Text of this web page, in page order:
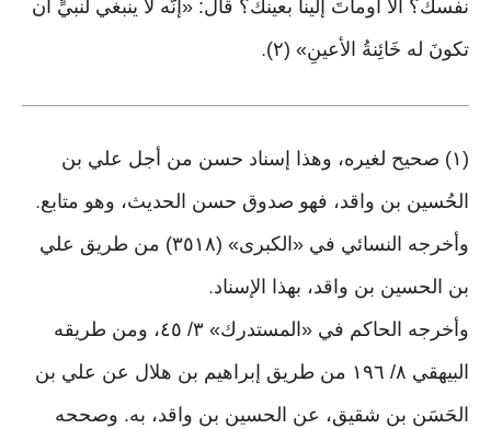
نفسك؟ ألَّا أومأتَ إلينا بعينك؟ قال: «إنَّه لا ينبغي لنبيٍّ أن
تكونَ له خَائِنةُ الأعينِ» (٢)
.
(١) صحيح لغيره، وهذا إسناد حسن من أجل علي بن
الحُسين بن واقد، فهو صدوق حسن الحديث، وهو متابع.
وأخرجه النسائي في «الكبرى» (٣٥١٨) من طريق علي
بن الحسين بن واقد، بهذا الإسناد.
وأخرجه الحاكم في «المستدرك» ٣/ ٤٥، ومن طريقه
البيهقي ٨/ ١٩٦ من طريق إبراهيم بن هلال عن علي بن
الحَسَن بن شقيق، عن الحسين بن واقد، به. وصححه